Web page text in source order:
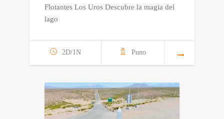
Flotantes Los Uros Descubre la magia del
lago
2D/1N Puno